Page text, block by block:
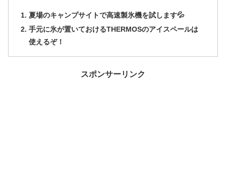
夏場のキャンプサイトで高速製氷機を試します💦
手元に氷が置いておけるTHERMOSのアイスペールは
使えるぞ！
スポンサーリンク